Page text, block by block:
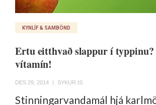
KYNLÍF & SAMBÖND
Ertu eitthvað slappur í typpinu?
vítamín!
DES 29, 2014 SYKUR.IS
Stinningarvandamál hjá